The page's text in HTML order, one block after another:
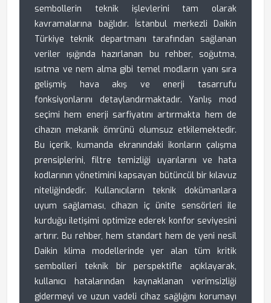
sembollerin teknik işlevlerini tam olarak
kavramalarına bağlıdır. İstanbul merkezli Daikin
Türkiye teknik departmanı tarafından sağlanan
veriler ışığında hazırlanan bu rehber, soğutma,
ısıtma ve nem alma gibi temel modların yanı sıra
gelişmiş hava akış ve enerji tasarrufu
fonksiyonlarını detaylandırmaktadır. Yanlış mod
seçimi hem enerji sarfiyatını artırmakta hem de
cihazın mekanik ömrünü olumsuz etkilemektedir.
Bu içerik, kumanda ekranındaki ikonların çalışma
prensiplerini, filtre temizliği uyarılarını ve hata
kodlarının yönetimini kapsayan bütüncül bir kılavuz
niteliğindedir. Kullanıcıların teknik dokümanlara
uyum sağlaması, cihazın iç ünite sensörleri ile
kurduğu iletişimi optimize ederek konfor seviyesini
artırır. Bu rehber, hem standart hem de yeni nesil
Daikin klima modellerinde yer alan tüm kritik
sembolleri teknik bir perspektifle açıklayarak,
kullanıcı hatalarından kaynaklanan verimsizliği
gidermeyi ve uzun vadeli cihaz sağlığını korumayı